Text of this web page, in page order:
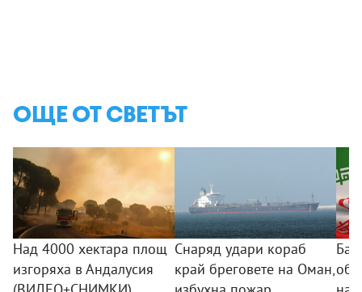
ОЩЕ ОТ СВЕТЪТ
Над 4000 хектара площ
изгоряха в Андалусия
Снаряд удари кораб
край бреговете на Оман,